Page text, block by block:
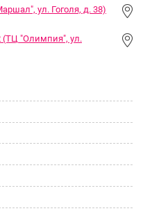
ул. Гоголя, д. 38)
(ТЦ "Олимпия", ул.